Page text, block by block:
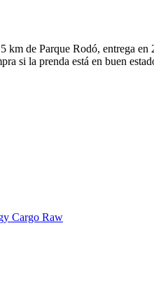
de Parque Rodó, entrega
si la prenda está en buen